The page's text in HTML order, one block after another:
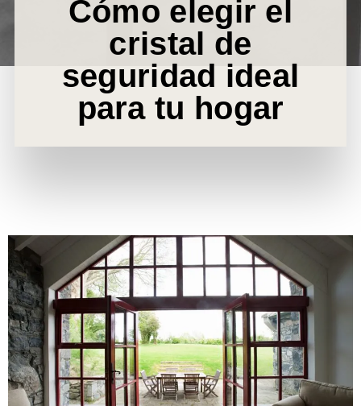
Cómo elegir el
cristal de
seguridad ideal
para tu hogar